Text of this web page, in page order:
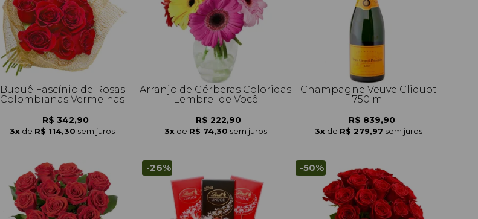
Buquê Fascínio de Rosas
Colombianas Vermelhas
R$ 342,90
3x de R$ 114,30 sem juros
Arranjo de Gérberas Coloridas
Lembrei de Você
R$ 222,90
3x de R$ 74,30 sem juros
Champagne Veuve Cliquot
750 ml
R$ 839,90
3x de R$ 279,97 sem juros
-26% -50%